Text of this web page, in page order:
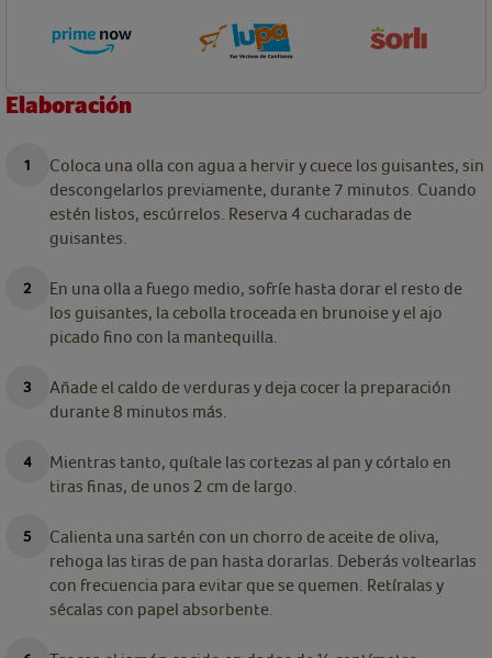
Elaboración
Coloca una olla con agua a hervir y cuece los guisantes, sin
descongelarlos previamente, durante 7 minutos. Cuando
estén listos, escúrrelos. Reserva 4 cucharadas de
guisantes.
En una olla a fuego medio, sofríe hasta dorar el resto de
los guisantes, la cebolla troceada en brunoise y el ajo
picado fino con la mantequilla.
Añade el caldo de verduras y deja cocer la preparación
durante 8 minutos más.
Mientras tanto, quítale las cortezas al pan y córtalo en
tiras finas, de unos 2 cm de largo.
Calienta una sartén con un chorro de aceite de oliva,
rehoga las tiras de pan hasta dorarlas. Deberás voltearlas
con frecuencia para evitar que se quemen. Retíralas y
sécalas con papel absorbente.